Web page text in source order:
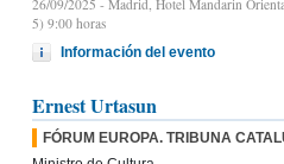
26/09/2025 - Madrid, Hotel Mandarin
5) 9:00 horas
Información del evento
Ernest Urtasun
FÓRUM EUROPA. TRIBUNA